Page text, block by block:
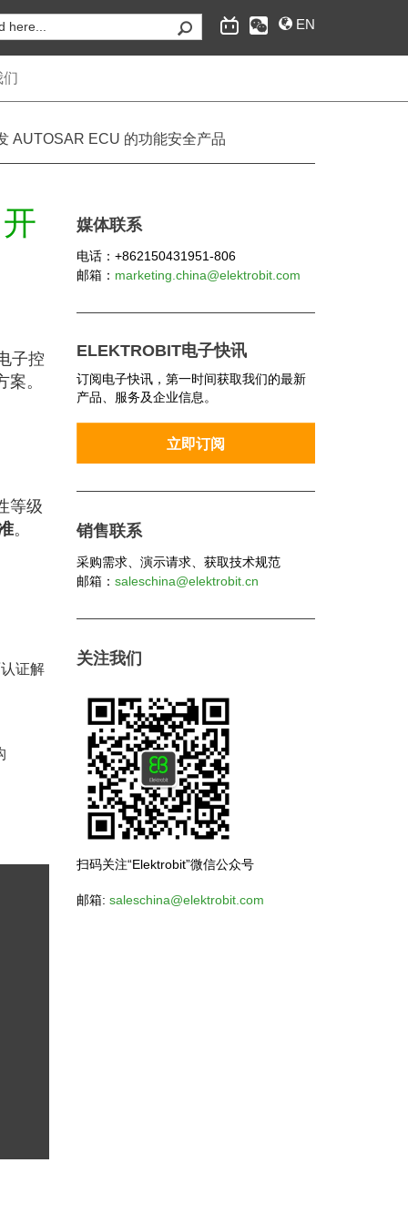
EN
们
AUTOSAR ECU 的功能安全产品
子控
。
等级
。
证解
供应商。
媒体联系
电话：+862150431951-806
邮箱： marketing.china@elektrobit.com
ELEKTROBIT电子快讯
订阅电子快讯，第一时间获取我们的最新
产品、服务及企业信息。
销售联系
采购需求、演示请求、获取技术规范
邮箱： saleschina@elektrobit.cn
关注我们
扫码关注“Elektrobit”微信公众号
邮箱: saleschina@elektrobit.com